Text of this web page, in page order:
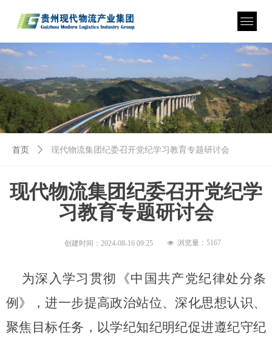
现代物流集团纪委召开党纪学
习教育专题研讨会
为深入学习贯彻《中国共产党纪律处分条
例》，进一步提高政治站位、深化思想认识、
聚焦目标任务，以学纪知纪明纪促进遵纪守纪
首页 ꄲ 现代物流集团纪委召开党纪学习教育专题研讨会
创建时间： 2024-08-16 09:25 넶 浏览量： 5167